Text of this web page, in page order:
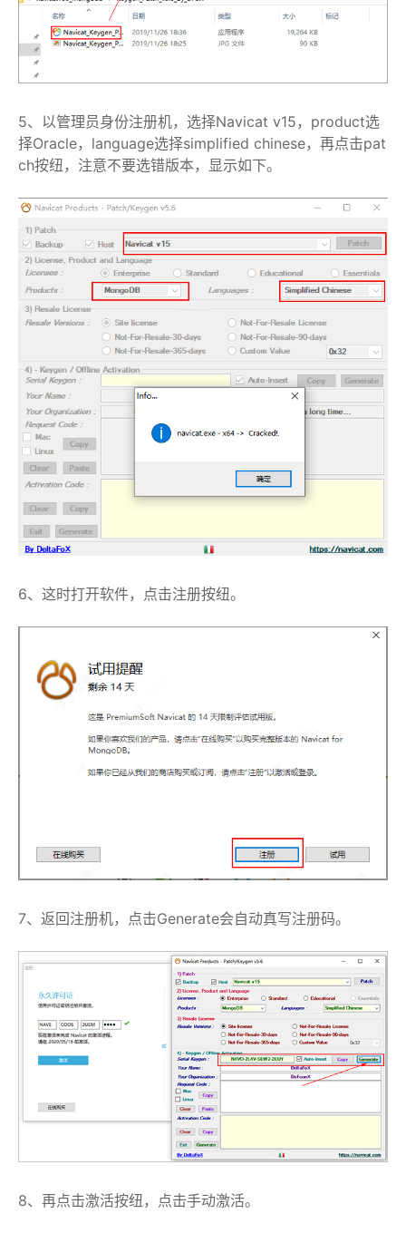
5、以管理员身份注册机，选择Navicat v15，product选
择Oracle，language选择simplified chinese，再点击pat
ch按纽，注意不要选错版本，显示如下。
6、这时打开软件，点击注册按纽。
7、返回注册机，点击Generate会自动真写注册码。
8、再点击激活按纽，点击手动激活。